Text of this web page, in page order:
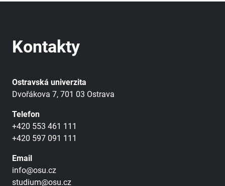
Kontakty
Ostravská univerzita
Dvořákova 7, 701 03 Ostrava
Telefon
+420 553 461 111
+420 597 091 111
Email
info@osu.cz
studium@osu.cz